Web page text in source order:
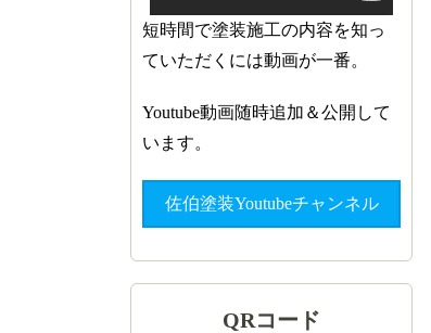
短時間で塗装施工の内容を知っ
ていただくには動画が一番。
Youtube動画随時追加＆公開して
います。
佐伯塗装Youtubeチャンネル
QRコード